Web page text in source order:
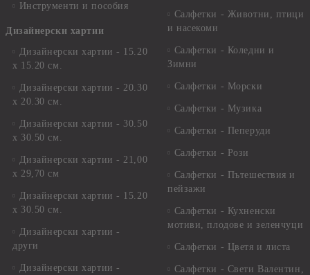
Инструменти и пособия
Дизайнерски хартии
Дизайнерски хартии - 15.20
х 15.20 см.
Дизайнерски хартии - 20.30
х 20.30 см.
Дизайнерски хартии - 30.50
х 30.50 см.
Дизайнерски хартии - 21,00
х 29,70 см
Дизайнерски хартии - 15.20
x 30.50 см.
Дизайнерски хартии -
други
Дизайнерски хартии -
Салфетки - Животни, птици
и насекоми
Салфетки - Коледни и
Зимни
Салфетки - Морски
Салфетки - Музика
Салфетки - Пеперуди
Салфетки - Рози
Салфетки - Пътешествия и
пейзажи
Салфетки - Кухненски
мотиви, плодове и зеленчуци
Салфетки - Цветя и листа
Салфетки - Свети Валентин,